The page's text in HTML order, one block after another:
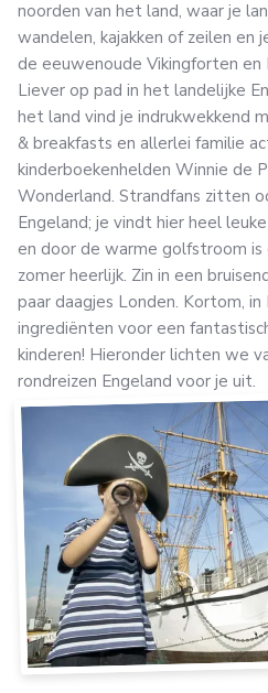
noorden van het land, waar je
wandelen, kajakken of zeilen en
de eeuwenoude Vikingforten
Liever op pad in het landelijke
het land vind je indrukwekkend
& breakfasts en allerlei familie
kinderboekenhelden Winnie de
Wonderland. Strandfans zitten
Engeland; je vindt hier heel
en door de warme golfstroom
zomer heerlijk. Zin in een
paar daagjes Londen. Kortom,
ingrediënten voor een
kinderen! Hieronder lichten we
rondreizen Engeland voor je uit.